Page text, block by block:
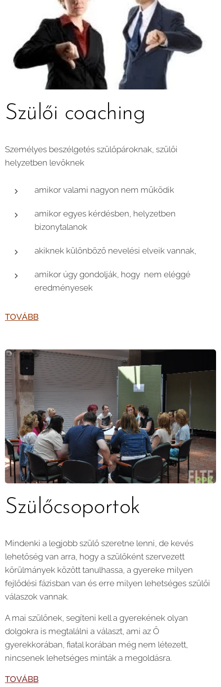
Szülői coaching
Személyes beszélgetés szülőpároknak, szülői
helyzetben levőknek
amikor valami nagyon nem működik
amikor egyes kérdésben, helyzetben
bizonytalanok
akiknek különböző nevelési elveik vannak,
amikor úgy gondolják, hogy nem eléggé
eredményesek
TOVÁBB
Szülőcsoportok
Mindenki a legjobb szülő szeretne lenni, de kevés
lehetőség van arra, hogy a szülőként szervezett
körülmányek között tanulhassa, a gyereke milyen
fejlődési fázisban van és erre milyen lehetséges szülői
válaszok vannak.
A mai szülőnek, segíteni kell a gyerekének olyan
dolgokra is megtalálni a választ, ami az Ő
gyerekkorában, fiatal korában még nem létezett,
nincsenek lehetséges minták a megoldásra.
TOVÁBB